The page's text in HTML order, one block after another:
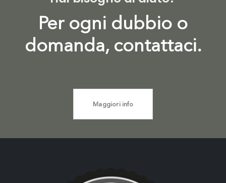
Per ogni dubbio o
domanda, contattaci.
Maggiori info